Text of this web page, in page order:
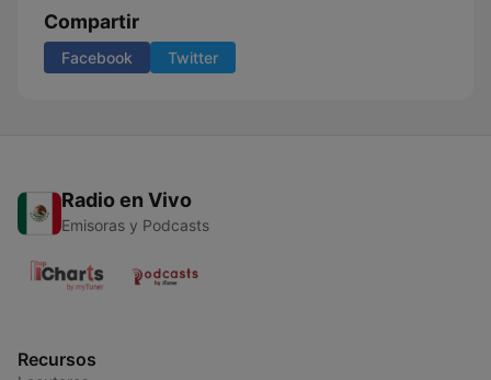
Compartir
Facebook Twitter
Radio en Vivo
Emisoras y Podcasts
Recursos